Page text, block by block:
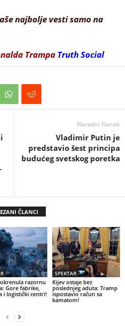
najbolje vesti samo na
Trampa Truth Social
Naredni članak
Vladimir Putin je
predstavio šest principa
budućeg svetskog poretka
ČLANCI
razornu
Gore fabrike,
i logistički centri!
SPEKTAR
Kijev ostaje bez
poslednjeg aduta: Tramp
ispostavio račun sa
kamatom!